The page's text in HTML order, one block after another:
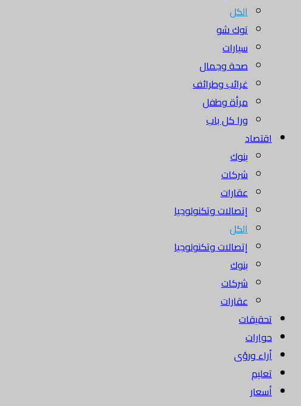
الكل
توك شو
سيارات
صحة وجمال
غرائب وطرائف
مرأة وطفل
ورا كل باب
اقتصاد
بنوك
شركات
عقارات
إتصالات وتكنولوجيا
الكل
إتصالات وتكنولوجيا
بنوك
شركات
عقارات
تحقيقات
حوارات
أراء ورؤى
تعليم
أسعار